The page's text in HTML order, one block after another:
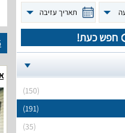
תאריך עזיבה
חפש כעת!
(150)
(191)
(35)